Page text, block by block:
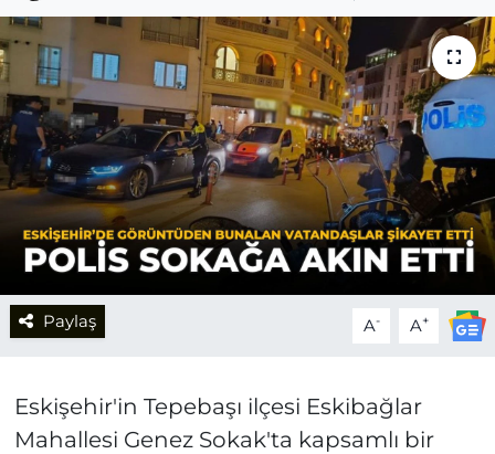
Paylaş A- A+
Eskişehir'in Tepebaşı ilçesi Eskibağlar
Mahallesi Genez Sokak'ta kapsamlı bir